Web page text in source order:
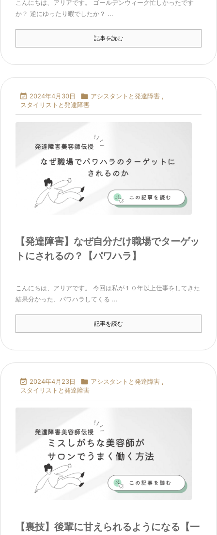
こんにちは、アリアです。 ゴールデンウィーク忙しかったです
か？ 逆にゆったり暇でしたか？ ...
記事を読む
 2024年4月30日  アシスタントと発達障害 ,
スタイリストと発達障害
【発達障害】なぜ自分だけ職場でターゲッ
トにされるの？【パワハラ】
こんにちは、アリアです。 今回は私が１０年以上仕事をしてきた
結果分かった、パワハラしてくる ...
記事を読む
 2024年4月23日  アシスタントと発達障害 ,
スタイリストと発達障害
【裏技】後輩に甘えられるようになる【一